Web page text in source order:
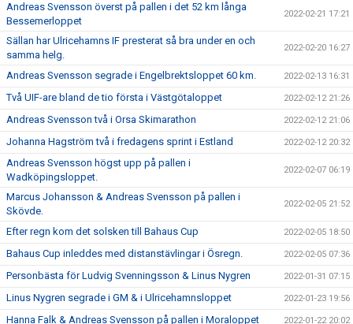
Andreas Svensson överst på pallen i det 52 km långa
Bessemerloppet
2022-02-21 17:21
Sällan har Ulricehamns IF presterat så bra under en och
samma helg.
2022-02-20 16:27
Andreas Svensson segrade i Engelbrektsloppet 60 km. 2022-02-13 16:31
Två UIF-are bland de tio första i Västgötaloppet 2022-02-12 21:26
Andreas Svensson två i Orsa Skimarathon 2022-02-12 21:06
Johanna Hagström två i fredagens sprint i Estland 2022-02-12 20:32
Andreas Svensson högst upp på pallen i
Wadköpingsloppet.
2022-02-07 06:19
Marcus Johansson & Andreas Svensson på pallen i
Skövde.
2022-02-05 21:52
Efter regn kom det solsken till Bahaus Cup 2022-02-05 18:50
Bahaus Cup inleddes med distanstävlingar i Ösregn. 2022-02-05 07:36
Personbästa för Ludvig Svenningsson & Linus Nygren 2022-01-31 07:15
Linus Nygren segrade i GM & i Ulricehamnsloppet 2022-01-23 19:56
Hanna Falk & Andreas Svensson på pallen i Moraloppet 2022-01-22 20:02